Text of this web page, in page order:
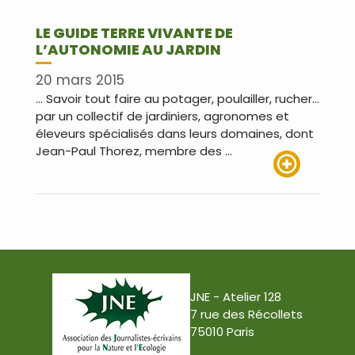
LE GUIDE TERRE VIVANTE DE
L’AUTONOMIE AU JARDIN
20 mars 2015
… Savoir tout faire au potager, poulailler, rucher…
par un collectif de jardiniers, agronomes et
éleveurs spécialisés dans leurs domaines, dont
Jean-Paul Thorez, membre des …
JNE - Atelier 128
7 rue des Récollets
75010 Paris